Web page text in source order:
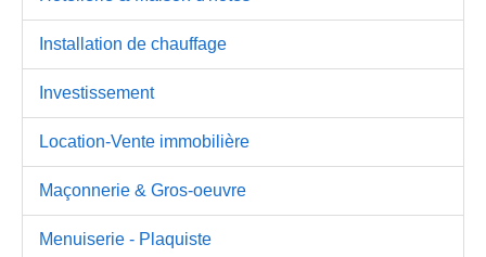
Installation de chauffage
Investissement
Location-Vente immobilière
Maçonnerie & Gros-oeuvre
Menuiserie - Plaquiste